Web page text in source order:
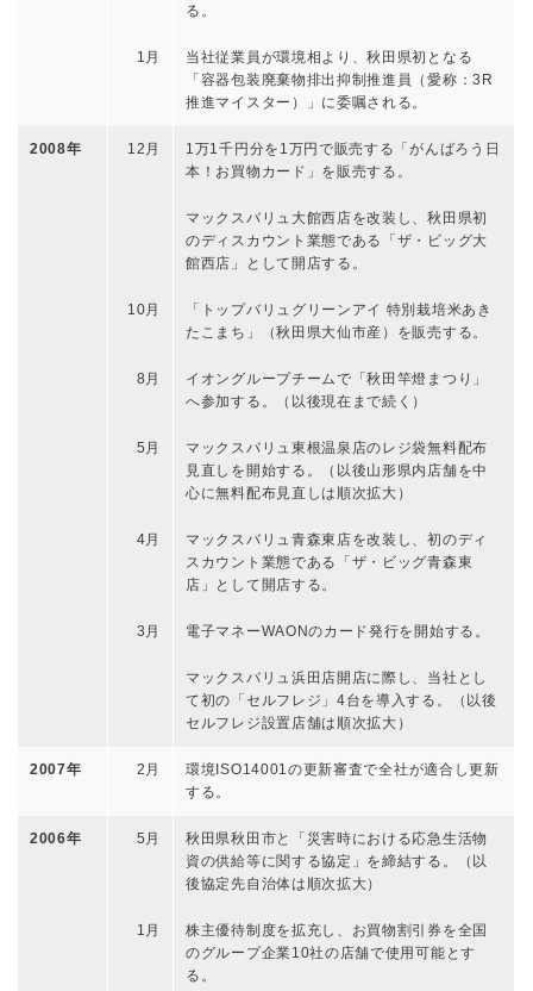
る。
1月
当社従業員が環境相より、秋田県初となる
「容器包装廃棄物排出抑制推進員（愛称：3R
推進マイスター）」に委嘱される。
2008年 12月
1万1千円分を1万円で販売する「がんばろう日
本！お買物カード」を販売する。
マックスバリュ大館西店を改装し、秋田県初
のディスカウント業態である「ザ・ビッグ大
館西店」として開店する。
10月
「トップバリュグリーンアイ 特別栽培米あき
たこまち」（秋田県大仙市産）を販売する。
8月
イオングループチームで「秋田竿燈まつり」
へ参加する。（以後現在まで続く）
5月
マックスバリュ東根温泉店のレジ袋無料配布
見直しを開始する。（以後山形県内店舗を中
心に無料配布見直しは順次拡大）
4月
マックスバリュ青森東店を改装し、初のディ
スカウント業態である「ザ・ビッグ青森東
店」として開店する。
3月 電子マネーWAONのカード発行を開始する。
マックスバリュ浜田店開店に際し、当社とし
て初の「セルフレジ」4台を導入する。（以後
セルフレジ設置店舗は順次拡大）
2007年 2月
環境ISO14001の更新審査で全社が適合し更新
する。
2006年 5月
秋田県秋田市と「災害時における応急生活物
資の供給等に関する協定」を締結する。（以
後協定先自治体は順次拡大）
1月
株主優待制度を拡充し、お買物割引券を全国
のグループ企業10社の店舗で使用可能とす
る。